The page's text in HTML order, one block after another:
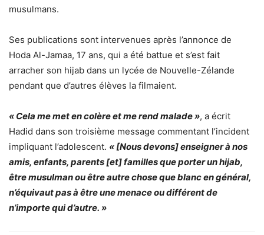
musulmans.
Ses publications sont intervenues après l’annonce de
Hoda Al-Jamaa, 17 ans, qui a été battue et s’est fait
arracher son hijab dans un lycée de Nouvelle-Zélande
pendant que d’autres élèves la filmaient.
« Cela me met en colère et me rend malade », a écrit
Hadid dans son troisième message commentant l’incident
impliquant l’adolescent. « [Nous devons] enseigner à nos
amis, enfants, parents [et] familles que porter un hijab,
être musulman ou être autre chose que blanc en général,
n’équivaut pas à être une menace ou différent de
n’importe qui d’autre. »